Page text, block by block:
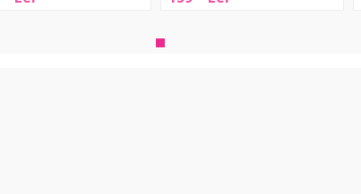
Pocket